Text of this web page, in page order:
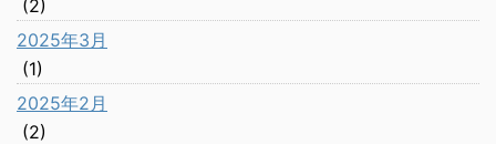
(2)
2025年3月
(1)
2025年2月
(2)